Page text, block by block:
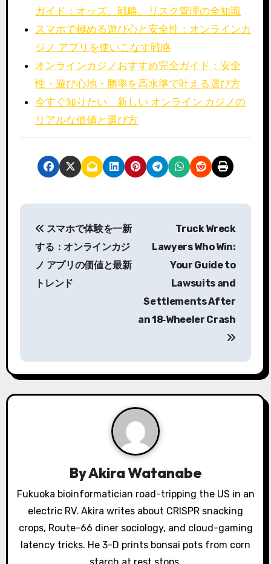
ガイド：オッズ、戦略、リスク管理の全知識
スマホで極める遊び心と安全性：オンラインカ
ジノ アプリを使いこなす戦略
オンラインカジノおすすめ完全ガイド：安全
性・遊び心地・勝率を高水準で叶える選び方
今すぐ知りたい、新しい オンライン カジノの
リアルな価値と選び方
P
v
i
i
o
n
スマホで体験を一新
する：オンラインカジ
ノ アプリの価値と最新
トレンド
Truck Wreck
Lawyers Who Win:
Your Guide to
Lawsuits and
Settlements After
an 18‑Wheeler Crash
ByAkira Watanabe
Fukuoka bioinformatician road-tripping the US in an
electric RV. Akira writes about CRISPR snacking
crops, Route-66 diner sociology, and cloud-gaming
latency tricks. He 3-D prints bonsai pots from corn